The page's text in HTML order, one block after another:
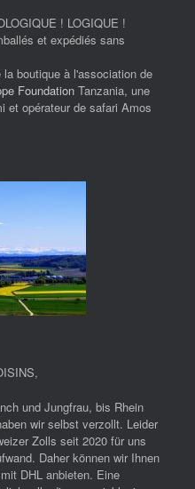
! LOGIQUE !
et expédiés sans
boutique à l'association de
Foundation Tanzania, une
et opérateur de safari Amos
,
und Jungfrau, bis Rhein
wir selbst verzollt. Leider
Zolls seit 2020 für uns
Daher können wir Ihnen
DHL anbieten. Eine